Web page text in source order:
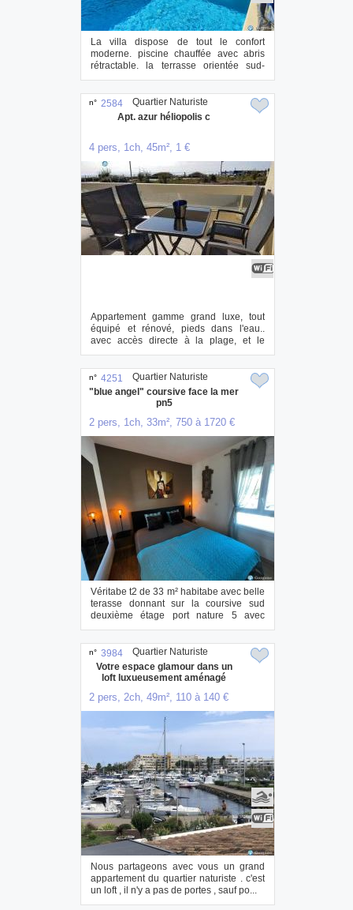
La villa dispose de tout le confort
moderne. piscine chauffée avec abris
rétractable. la terrasse orientée sud-
ouest dis...
n° 2584
Apt. azur héliopolis c
4 pers, 1ch, 45m², 1 €
Appartement gamme grand luxe, tout
équipé et rénové, pieds dans l'eau..
avec accès directe à la plage, et le
club/piscin...
Quartier Naturiste
n° 4251
"blue angel" coursive face la mer
pn5
2 pers, 1ch, 33m², 750 à 1720 €
Véritabe t2 de 33 m² habitabe avec belle
terasse donnant sur la coursive sud
deuxième étage port nature 5 avec
ascence...
Quartier Naturiste
n° 3984
Votre espace glamour dans un
loft luxueusement aménagé
2 pers, 2ch, 49m², 110 à 140 €
Nous partageons avec vous un grand
appartement du quartier naturiste . c'est
un loft , il n'y a pas de portes , sauf po...
Quartier Naturiste